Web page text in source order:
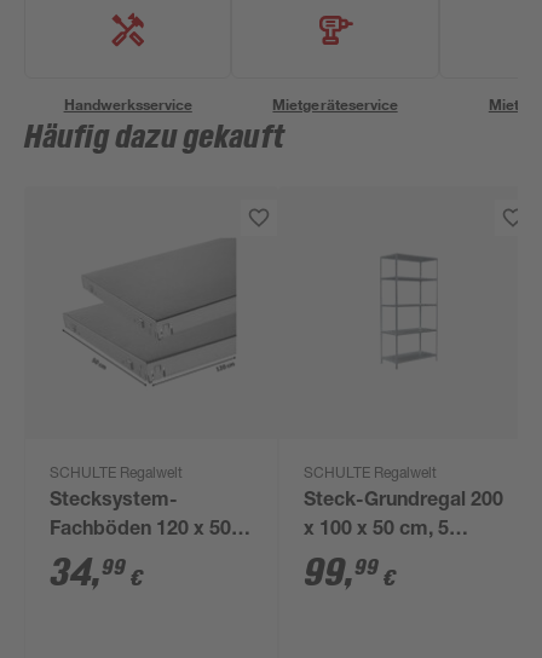
Handwerksservice Mietgeräteservice
Häufig dazu gekauft
SCHULTE Regalwelt
Stecksystem-
Fachböden 120 x 50
cm, 2 Stück verzinkt
34,99 €
SCHULTE Regalwelt
Steck-Grundregal 200
x 100 x 50 cm, 5
Böden, verzinkt,
Tragkraft 425 kg
99,99 €